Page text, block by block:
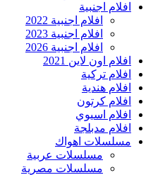
افلام اجنبية
افلام اجنبية 2022
افلام اجنبية 2023
افلام اجنبية 2026
افلام اون لاين 2021
افلام تركية
افلام هندية
افلام كرتون
افلام اسيوي
افلام مدبلجة
مسلسلات اهواك
مسلسلات عربية
مسلسلات مصرية